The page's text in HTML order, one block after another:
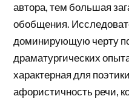
автора, тем большая
обобщения.
доминирующую черту
драматургических
характерная для
афористичность речи,